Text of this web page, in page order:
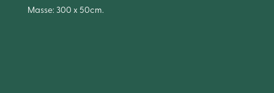
Masse: 300 x 50cm.